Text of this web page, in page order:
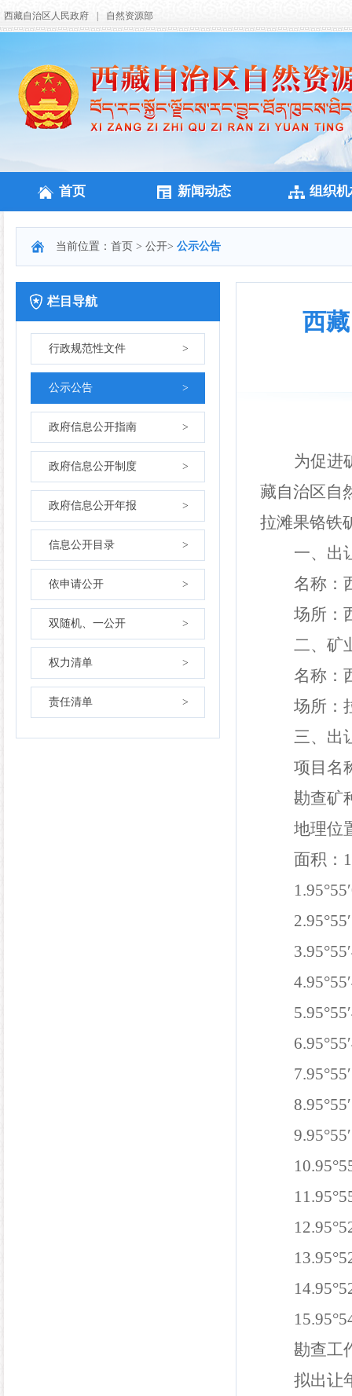
西藏自治区人民政府 自然资源部
首页 新闻动态 组织
当前位置： 首页 > 公开> 公示公告
栏目导航
行政规范性文件 >
公示公告 >
政府信息公开指南 >
政府信息公开制度 >
政府信息公开年报 >
信息公开目录 >
依申请公开 >
双随机、一公开 >
权力清单 >
责任清单 >
西
为促进
藏自治区自
拉滩果铬铁
一、出
名称：
场所：
二、矿
名称：
场所：
三、出
项目名
勘查矿
地理位
面积 ：
1.
2.
3.
4.
5.
6.
7.
8.
9.
10.
11.
12.
13.
14.
15.
勘查工
拟出让